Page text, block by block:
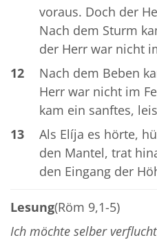
voraus. Doch der
Nach dem Sturm
der Herr war nicht
12
Nach dem Beben
Herr war nicht im
kam ein sanftes,
13
Als Elíja es hörte,
den Mantel, trat
den Eingang der
Lesung(Röm 9,1-5)
Ich möchte selber